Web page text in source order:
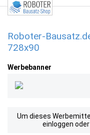
Roboter-
728x90
Werbebanner
Um dieses
einloggen